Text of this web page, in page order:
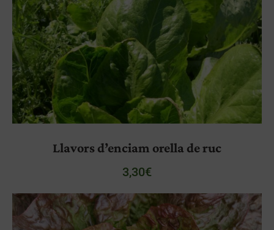
Llavors d’enciam orella de ruc
3,30€